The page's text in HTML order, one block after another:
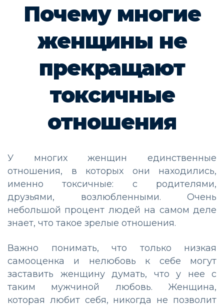
Почему многие
женщины не
прекращают
токсичные
отношения
У многих женщин единственные
отношения, в которых они находились,
именно токсичные: с родителями,
друзьями, возлюбленными. Очень
небольшой процент людей на самом деле
знает, что такое зрелые отношения.
Важно понимать, что только низкая
самооценка и нелюбовь к себе могут
заставить женщину думать, что у нее с
таким мужчиной любовь. Женщина,
которая любит себя, никогда не позволит